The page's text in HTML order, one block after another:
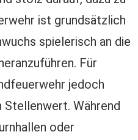
ist grundsätzlich
spielerisch an die
Für
jedoch
Stellenwert. Während
oder